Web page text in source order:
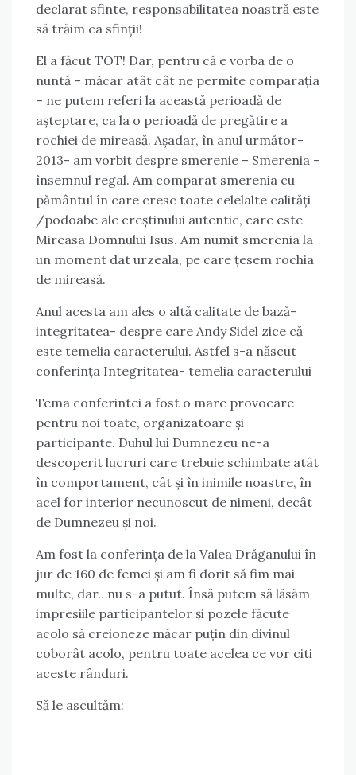
declarat sfinte, responsabilitatea noastră este
să trăim ca sfinții!
El a făcut TOT! Dar, pentru că e vorba de o
nuntă – măcar atât cât ne permite comparația
– ne putem referi la această perioadă de
așteptare, ca la o perioadă de pregătire a
rochiei de mireasă. Așadar, în anul următor-
2013- am vorbit despre smerenie – Smerenia –
însemnul regal. Am comparat smerenia cu
pământul în care cresc toate celelalte calități
/podoabe ale creștinului autentic, care este
Mireasa Domnului Isus. Am numit smerenia la
un moment dat urzeala, pe care țesem rochia
de mireasă.
Anul acesta am ales o altă calitate de bază-
integritatea- despre care Andy Sidel zice că
este temelia caracterului. Astfel s-a născut
conferința Integritatea- temelia caracterului
Tema conferintei a fost o mare provocare
pentru noi toate, organizatoare și
participante. Duhul lui Dumnezeu ne-a
descoperit lucruri care trebuie schimbate atât
în comportament, cât și în inimile noastre, în
acel for interior necunoscut de nimeni, decât
de Dumnezeu și noi.
Am fost la conferința de la Valea Drăganului în
jur de 160 de femei și am fi dorit să fim mai
multe, dar…nu s-a putut. Însă putem să lăsăm
impresiile participantelor și pozele făcute
acolo să creioneze măcar puțin din divinul
coborât acolo, pentru toate acelea ce vor citi
aceste rânduri.
Să le ascultăm: